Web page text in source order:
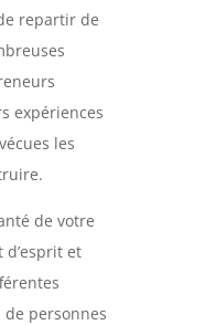
repartir de
expériences
les
de votre
d’esprit et
personnes